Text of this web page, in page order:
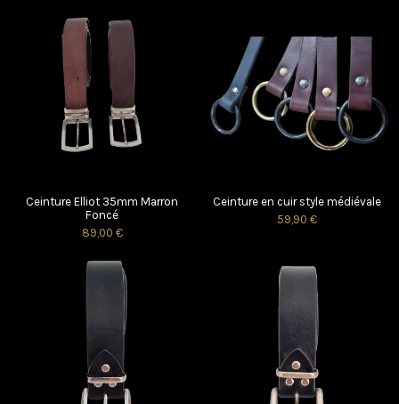
Ceinture Elliot 35mm Marron
Foncé
89,00 €
Ceinture en cuir style médiévale
59,90 €